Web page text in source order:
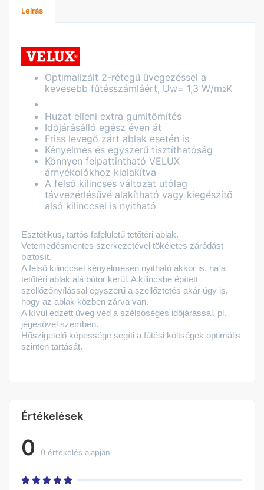
Leírás
Optimalizált 2-rétegű üvegezéssel a
kevesebb fűtésszámláért, Uw= 1,3 W/m2K
Huzat elleni extra gumitömítés
Időjárásálló egész éven át
Friss levegő zárt ablak esetén is
Kényelmes és egyszerű tisztíthatóság
Könnyen felpattintható VELUX
árnyékolókhoz kialakítva
A felső kilincses változat utólag
távvezérlésűvé alakítható vagy kiegészítő
alsó kilinccsel is nyitható
Esztétikus, tartós fafelületű tetőtéri ablak.
Vetemedésmentes szerkezetével tökéletes záródást
biztosít.
A felső kilinccsel kényelmesen nyitható akkor is, ha a
tetőtéri ablak alá bútor kerül. A kilincsbe épített
szellőzőnyílással egyszerű a szellőztetés akár úgy is,
hogy az ablak közben zárva van.
A kívül edzett üveg véd a szélsőséges időjárással, pl.
jégesővel szemben.
Hőszigetelő képessége segíti a fűtési költségek optimális
szinten tartását.
Értékelések
0 0 értékelés alapján